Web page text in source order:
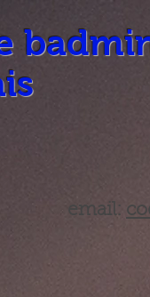
email: